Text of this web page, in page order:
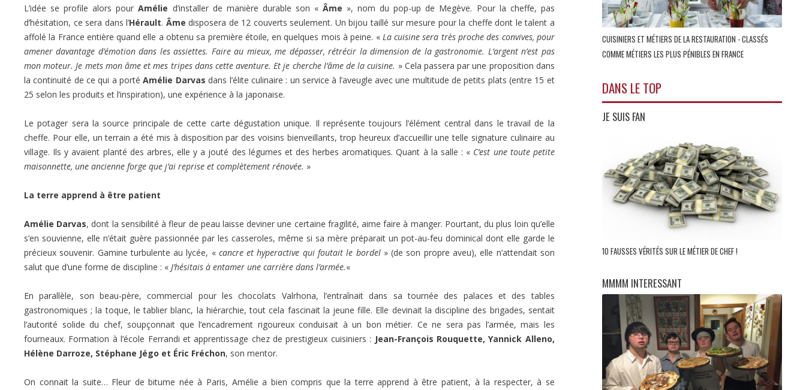
L’idée se profile alors pourAmélie d’installer de manière durable son « Âme », nom du pop-up de Megève. Pour la cheffe, pas
d’hésitation, ce sera dans l’Hérault. Âme disposera de 12 couverts seulement. Un bijou taillé sur mesure pour la cheffe dont le talent a
affolé la France entière quand elle a obtenu sa première étoile, en quelques mois à peine. « La cuisine sera très proche des convives, pour
amener davantage d’émotion dans les assiettes. Faire au mieux, me dépasser, rétrécir la dimension de la gastronomie. L’argent n’est pas
mon moteur. Je mets mon âme et mes tripes dans cette aventure. Et je cherche l’âme de la cuisine. » Cela passera par une proposition dans
la continuité de ce qui a portéAmélie Darvas dans l’élite culinaire : un service à l’aveugle avec une multitude de petits plats (entre 15 et
25 selon les produits et l’inspiration), une expérience à la japonaise.
Le potager sera la source principale de cette carte dégustation unique. Il représente toujours l’élément central dans le travail de la
cheffe. Pour elle, un terrain a été mis à disposition par des voisins bienveillants, trop heureux d’accueillir une telle signature culinaire au
village. Ils y avaient planté des arbres, elle y a jouté des légumes et des herbes aromatiques. Quant à la salle : « C’est une toute petite
maisonnette, une ancienne forge que j’ai reprise et complètement rénovée. »
La terre apprend à être patient
Amélie Darvas, dont la sensibilité à fleur de peau laisse deviner une certaine fragilité, aime faire à manger. Pourtant, du plus loin qu’elle
s’en souvienne, elle n’était guère passionnée par les casseroles, même si sa mère préparait un pot-au-feu dominical dont elle garde le
précieux souvenir. Gamine turbulente au lycée, « cancre et hyperactive qui foutait le bordel» (de son propre aveu), elle n’attendait son
salut que d’une forme de discipline : « J’hésitais à entamer une carrière dans l’armée.«
En parallèle, son beau-père, commercial pour les chocolats Valrhona, l’entraînait dans sa tournée des palaces et des tables
gastronomiques ; la toque, le tablier blanc, la hiérarchie, tout cela fascinait la jeune fille. Elle devinait la discipline des brigades, sentait
l’autorité solide du chef, soupçonnait que l’encadrement rigoureux conduisait à un bon métier. Ce ne sera pas l’armée, mais les
fourneaux. Formation à l’école Ferrandi et apprentissage chez de prestigieux cuisiniers : Jean-François Rouquette, Yannick Alleno,
Hélène Darroze, Stéphane Jégo et Éric Fréchon, son mentor.
On connait la suite… Fleur de bitume née à Paris, Amélie a bien compris que la terre apprend à être patient, à la respecter, à se
CUISINIERS ET MÉTIERS DE LA RESTAURATION - CLASSÉS
COMME MÉTIERS LES PLUS PÉNIBLES EN FRANCE
DANS LE TOP
JE SUIS FAN
10 FAUSSES VÉRITÉS SUR LE MÉTIER DE CHEF !
MMMM INTERESSANT